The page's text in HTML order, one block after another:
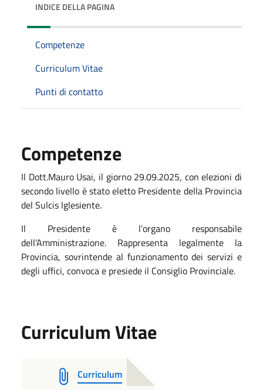
INDICE DELLA PAGINA
Competenze
Curriculum Vitae
Punti di contatto
Competenze
Il Dott.Mauro Usai, il giorno 29.09.2025, con elezioni di
secondo livello è stato eletto Presidente della Provincia
del Sulcis Iglesiente.
Il Presidente è l’organo responsabile
dell’Amministrazione. Rappresenta legalmente la
Provincia, sovrintende al funzionamento dei servizi e
degli uffici, convoca e presiede il Consiglio Provinciale.
Curriculum Vitae
Curriculum